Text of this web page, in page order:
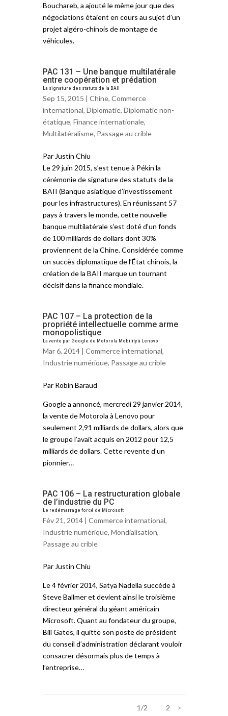
Bouchareb, a ajouté le même jour que des
négociations étaient en cours au sujet d’un
projet algéro-chinois de montage de
véhicules.
PAC 131 – Une banque multilatérale
entre coopération et prédation
La signature des statuts de la BAII
Sep 15, 2015 | Chine, Commerce
international, Diplomatie, Diplomatie non-
étatique, Finance internationale,
Multilatéralisme, Passage au crible
Par Justin Chiu
Le 29 juin 2015, s’est tenue à Pékin la
cérémonie de signature des statuts de la
BAII (Banque asiatique d’investissement
pour les infrastructures). En réunissant 57
pays à travers le monde, cette nouvelle
banque multilatérale s’est doté d’un fonds
de 100 milliards de dollars dont 30%
proviennent de la Chine. Considérée comme
un succès diplomatique de l’État chinois, la
création de la BAII marque un tournant
décisif dans la finance mondiale.
PAC 107 – La protection de la
propriété intellectuelle comme arme
monopolistique
La vente par Google de Motorola Mobility à Lenovo
Mar 6, 2014 | Commerce international,
Industrie numérique, Passage au crible
Par Robin Baraud
Google a annoncé, mercredi 29 janvier 2014,
la vente de Motorola à Lenovo pour
seulement 2,91 milliards de dollars, alors que
le groupe l’avait acquis en 2012 pour 12,5
milliards de dollars. Cette revente d’un
pionnier…
PAC 106 – La restructuration globale
de l’industrie du PC
Le redémarrage forcé de Microsoft
Fév 21, 2014 | Commerce international,
Industrie numérique, Mondialisation,
Passage au crible
Par Justin Chiu
Le 4 février 2014, Satya Nadella succède à
Steve Ballmer et devient ainsi le troisième
directeur général du géant américain
Microsoft. Quant au fondateur du groupe,
Bill Gates, il quitte son poste de président
du conseil d’administration déclarant vouloir
consacrer désormais plus de temps à
l’entreprise…
1/2 2 >